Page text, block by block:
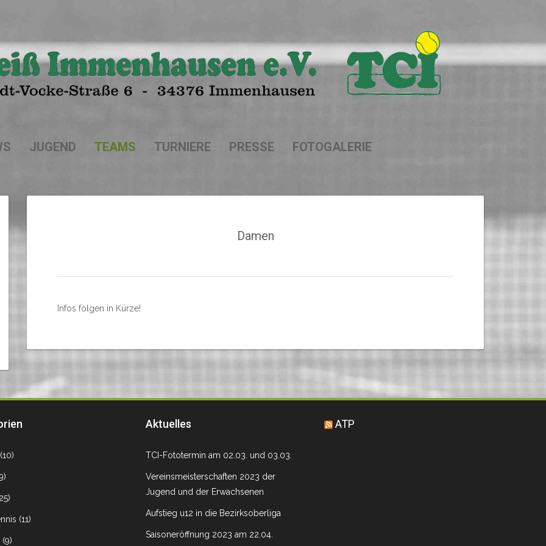
JUGEND TEAMS TURNIERE PRESSE FOTOGALERIE
Damen
Infos folgen in Kürze!
(10)
(11)
(9)
Aktuelles
TCI-Fototermin am 02.03. und 03.03.
Vereinsmeisterschaften 2023 der
Jugend und der Erwachsenen
Aufstieg u12 in die Bezirksoberliga
Saisoneröffnung 2023 am 22.04.
ATP